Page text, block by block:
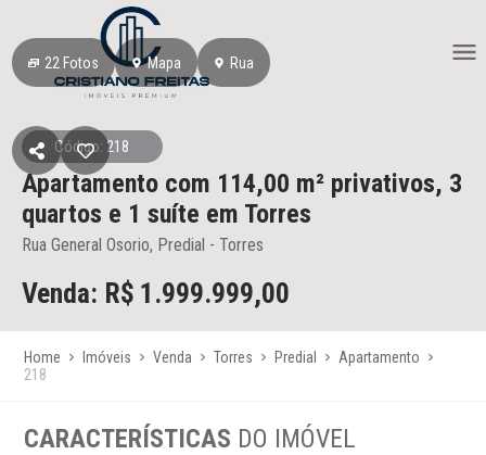
22 Fotos Mapa Rua
Código: 218
Apartamento com 114,00 m² privativos, 3
quartos e 1 suíte em Torres
Rua General Osorio, Predial - Torres
Venda: R$ 1.999.999,00
Home Imóveis Venda Torres Predial
Apartamento
218
CARACTERÍSTICAS DO IMÓVEL